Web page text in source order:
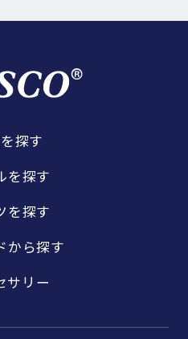
探す
を探す
を探す
から探す
サリー